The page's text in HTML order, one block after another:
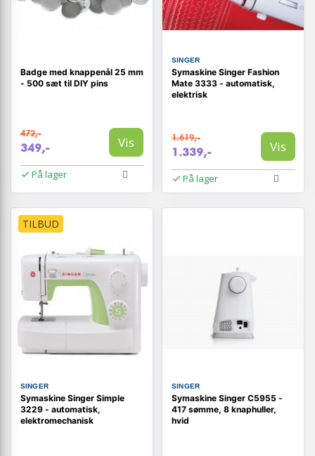
Badge med knappenål 25 mm
- 500 sæt til DIY pins
472,-
349,- Vis
På lager
SINGER
Symaskine Singer Fashion
Mate 3333 - automatisk,
elektrisk
1.619,-
1.339,- Vis
På lager
TILBUD
SINGER
Symaskine Singer Simple
3229 - automatisk,
elektromechanisk
SINGER
Symaskine Singer C5955 -
417 sømme, 8 knaphuller,
hvid